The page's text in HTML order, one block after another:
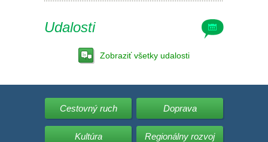
Udalosti
Zobraziť všetky udalosti
Cestovný ruch Doprava
Kultúra Regionálny rozvoj